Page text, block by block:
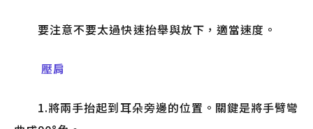
要注意不要太過快速抬舉與放下，適當速度。
壓肩
1.將兩手抬起到耳朵旁邊的位置。關鍵是將手臂彎